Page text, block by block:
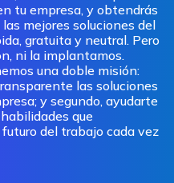
tu empresa, y obtendrás
mejores soluciones del
gratuita y neutral. Pero
ni la implantamos.
una doble misión:
las soluciones
y segundo, ayudarte
que
del trabajo cada vez